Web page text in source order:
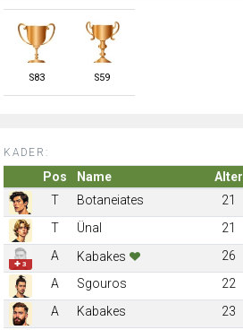
S83 S59
KADER:
Pos Name Alter
T
Botaneiates 21
T
Ünal 21
✚ 3
A Kabakes 26
A
Sgouros 22
A
Kabakes 23